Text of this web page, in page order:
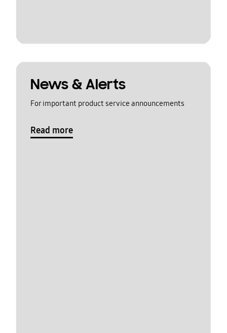
News & Alerts
For important product service announcements
Read more